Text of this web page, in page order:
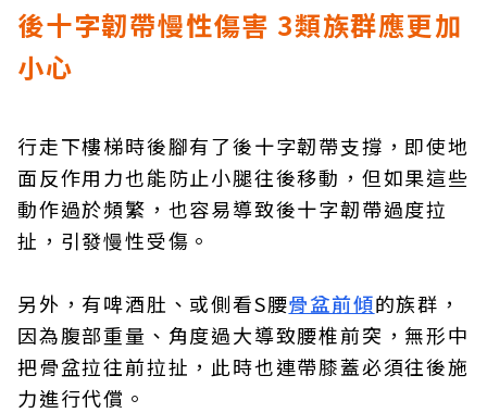
後十字韌帶慢性傷害 3類族群應更加
小心
行走下樓梯時後腳有了後十字韌帶支撐，即使地
面反作用力也能防止小腿往後移動，但如果這些
動作過於頻繁，也容易導致後十字韌帶過度拉
扯，引發慢性受傷。
另外，有啤酒肚、或側看S腰骨盆前傾的族群，
因為腹部重量、角度過大導致腰椎前突，無形中
把骨盆拉往前拉扯，此時也連帶膝蓋必須往後施
力進行代償。